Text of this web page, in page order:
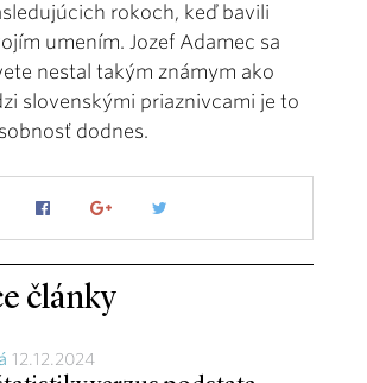
rokoch, keď bavili
umením. Jozef Adamec sa
nestal takým známym ako
slovenskými priaznivcami je to
dodnes.
články
12.12.2024